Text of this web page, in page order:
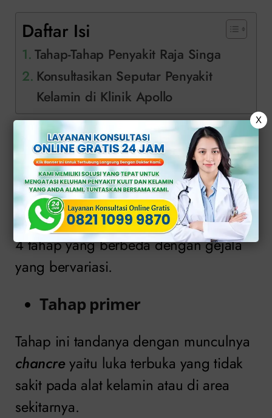
Daftar Isi
Tahap-Tahap Penyakit Raja Singa
Konsultasikan Seputar Penyakit
Kelamin di Klinik Apollo
Tahap-Tahap
Penyakit Raja Singa
Penyakit raja singa atausifilismemiliki
4 tahap yang berbeda dengan gejala
yang bervariasi.
Tahap primer
Tahap ini tandanya dengan munculnya
chancreyaitu luka terbuka yang tidak
sakit pada alat kelamin atau di area
sekitarnya.
X